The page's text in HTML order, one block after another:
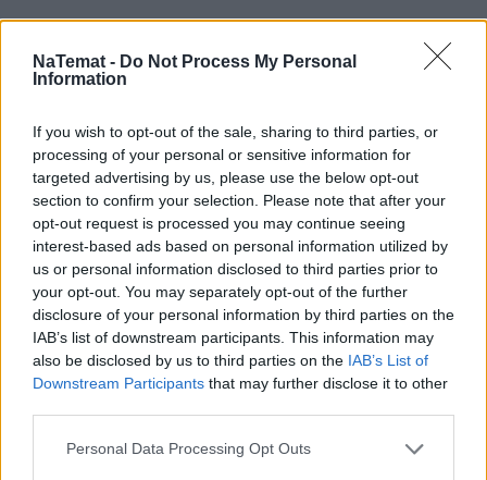
NaTemat - Do Not Process My Personal
Information
If you wish to opt-out of the sale, sharing to third parties, or
processing of your personal or sensitive information for
targeted advertising by us, please use the below opt-out
section to confirm your selection. Please note that after your
opt-out request is processed you may continue seeing
interest-based ads based on personal information utilized by
us or personal information disclosed to third parties prior to
your opt-out. You may separately opt-out of the further
disclosure of your personal information by third parties on the
IAB’s list of downstream participants. This information may
also be disclosed by us to third parties on the IAB’s List of
Downstream Participants that may further disclose it to other
Personal Data Processing Opt Outs
Dziennikarze serwisu Farmer.pl wskazują, że w 2025
roku powierzchnia upraw ziemniaka w UE wynosiła
1 478 tys. ha (rok wcześniej 1 391 tys. ha), co daje
największy w Belgii, Francji, Holandii i Niemczech.
Dr Nowacki w rozmowie z medium zauważył, że jeśli
Polska będzie zmniejszać uprawę ziemniaka, "na
rynek nasz wpłynie ziemniak z innych krajów
Europy północno-zachodniej". – Czy mamy stać się w
przyszłości importerem ziemniaków? – pyta
retorycznie.